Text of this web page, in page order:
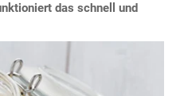
das schnell und